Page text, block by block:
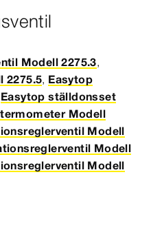
Modell 2275.3,
2275.5, Easytop
Easytop ställdonsset
Modell
Modell
Modell
Modell